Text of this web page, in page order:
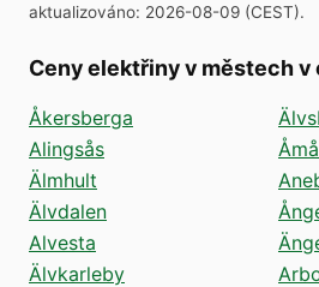
aktualizováno: 2026-08-09 (CEST).
Ceny elektřiny v městech v
Åkersberga
Alingsås
Älmhult
Älvdalen
Alvesta
Älvkarleby